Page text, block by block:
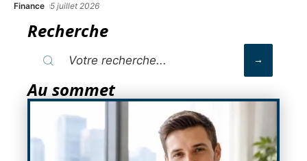
Finance 5 juillet 2026
Recherche
Au sommet